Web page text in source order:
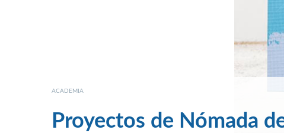
ACADEMIA
Proyectos de Nómada